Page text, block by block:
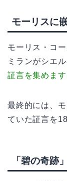
モーリスに
モーリス・コ
ミランがシエ
証言を集めます
最終的には、
ていた証言を
「碧の奇跡